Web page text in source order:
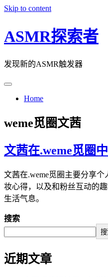
Skip to content
ASMR探索者
发现新的ASMR触发器
Home
weme觅圈文茜
文茜在.weme觅圈
文茜在.weme觅圈主要分享
妆心得，以及和粉丝互动的
生活气息。
搜索
近期文章